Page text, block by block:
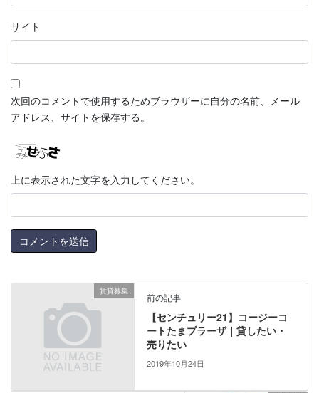
サイト
次回のコメントで使用するためブラウザーに自分の名前、メール
アドレス、サイトを保存する。
上に表示された文字を入力してください。
賃貸募集
前の記事
【センチュリー21】コージーコ
ートたまプラーザ｜貸したい・
売りたい
2019年10月24日